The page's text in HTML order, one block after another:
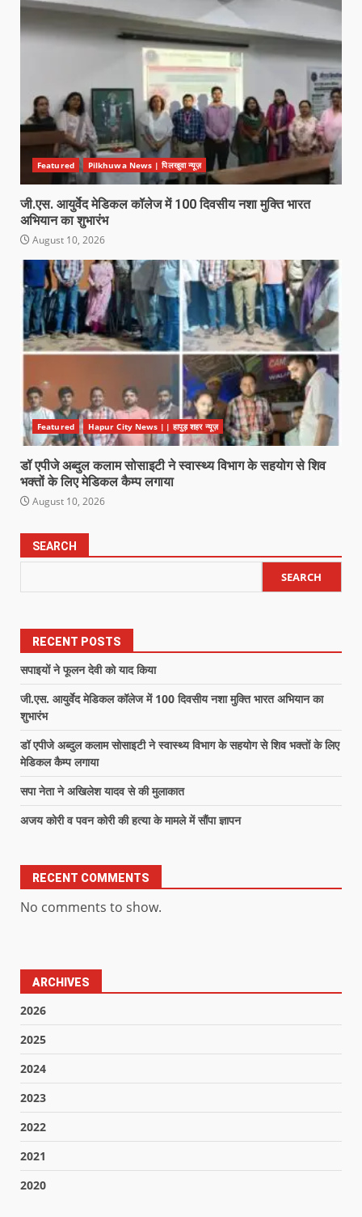
Featured Pilkhuwa News | पिलखुवा न्यूज़
जी.एस. आयुर्वेद मेडिकल कॉलेज में 100 दिवसीय नशा मुक्ति भारत
अभियान का शुभारंभ
August 10, 2026
Featured Hapur City News || हापुड़ शहर न्यूज़
डॉ एपीजे अब्दुल कलाम सोसाइटी ने स्वास्थ्य विभाग के सहयोग से शिव
भक्तों के लिए मेडिकल कैम्प लगाया
August 10, 2026
SEARCH
SEARCH
RECENT POSTS
सपाइयों ने फूलन देवी को याद किया
जी.एस. आयुर्वेद मेडिकल कॉलेज में 100 दिवसीय नशा मुक्ति भारत अभियान का
शुभारंभ
डॉ एपीजे अब्दुल कलाम सोसाइटी ने स्वास्थ्य विभाग के सहयोग से शिव भक्तों के लिए
मेडिकल कैम्प लगाया
सपा नेता ने अखिलेश यादव से की मुलाकात
अजय कोरी व पवन कोरी की हत्या के मामले में सौंपा ज्ञापन
RECENT COMMENTS
No comments to show.
ARCHIVES
2026
2025
2024
2023
2022
2021
2020